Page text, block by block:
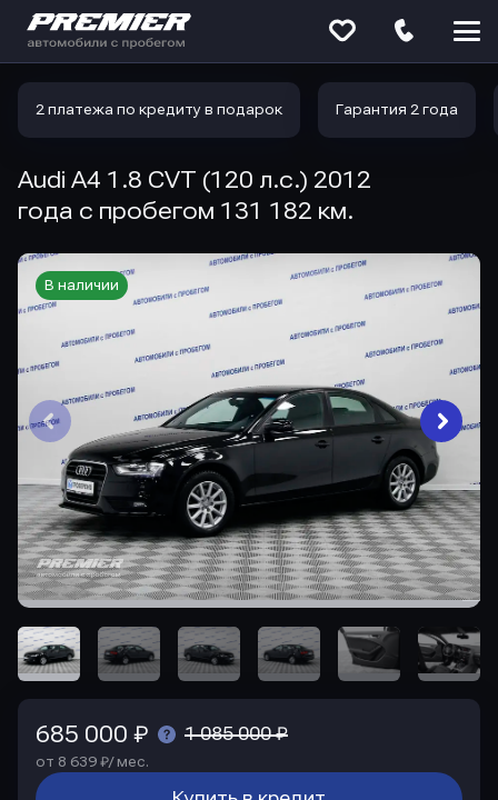
2 платежа по кредиту в подарок Гарантия 2 года
Audi A4 1.8 CVT (120 л.с.) 2012
года с пробегом 131 182 км.
В наличии
685 000 ₽ 1 085 000 ₽
от 8 639 ₽/ мес.